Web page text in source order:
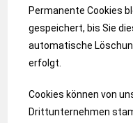
Permanente Cookies
gespeichert, bis Sie
automatische
erfolgt.
Cookies können von
Drittunternehmen